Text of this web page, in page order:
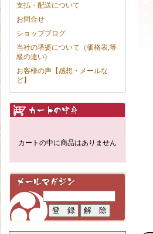
支払・配送について
お問合せ
ショップブログ
当社の塔婆について（価格表,等
級の違い)
お客様の声【感想・メールな
ど】
カートの中に商品はありません